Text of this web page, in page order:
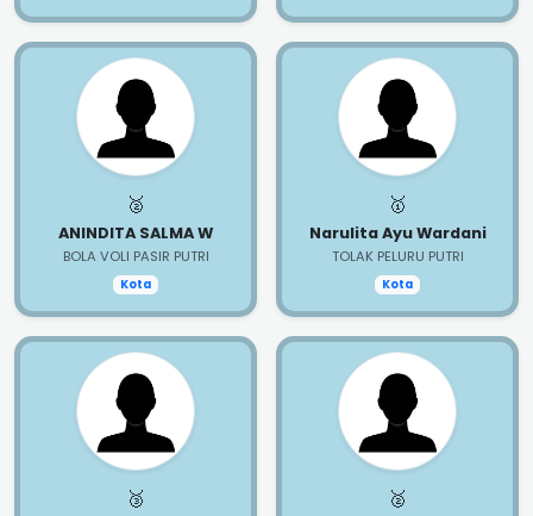
🥈
ANINDITA SALMA W
BOLA VOLI PASIR PUTRI
Kota
🥇
Narulita Ayu Wardani
TOLAK PELURU PUTRI
Kota
🥉 🥈